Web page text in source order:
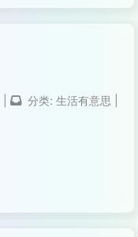
分类: 生活有意思